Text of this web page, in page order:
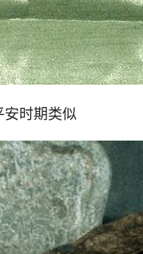
时期类似